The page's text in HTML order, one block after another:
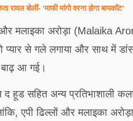
बोलीं- 'माफी मांगो वरना होगा बायकॉट'
मलाइका अरोड़ा (Malaika
प्यार से गले लगाया और साथ में
बाढ़ आ गई।
द हूड सहित अन्य प्रतिभाशाली
एपी ढिल्लों और मलाइका